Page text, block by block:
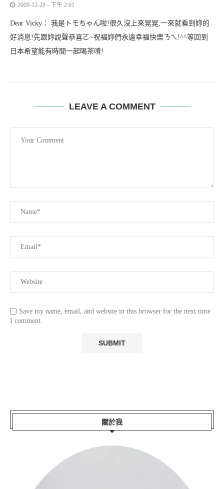
2009-12-28 - 下午 2:01
Dear Vicky： 我是トモちゃん啦!很久沒上來晃晃,一來就看到妳的
好消息!先跟妳說聲恭喜ㄛ~祝福妳們永遠幸福快樂ㄋㄟ!^^等回到
日本希望能有時間一起喝茶唷!
LEAVE A COMMENT
Save my name, email, and website in this browser for the next time
I comment.
關於我